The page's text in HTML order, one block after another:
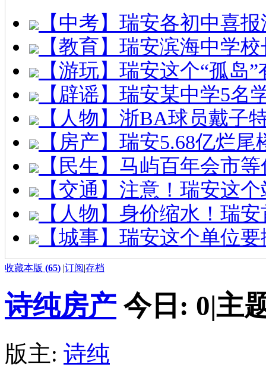
【中考】瑞安各初中喜
【教育】瑞安滨海中学
【游玩】瑞安这个“孤岛
【辟谣】瑞安某中学5名
【人物】浙BA球员戴子
【房产】瑞安5.68亿烂
【民生】马屿百年会市
【交通】注意！瑞安这
【人物】身价缩水！瑞
【城事】瑞安这个单位
收藏本版 (65) |订阅|存档
诗纯房产 今日: 0|主
版主: 诗纯